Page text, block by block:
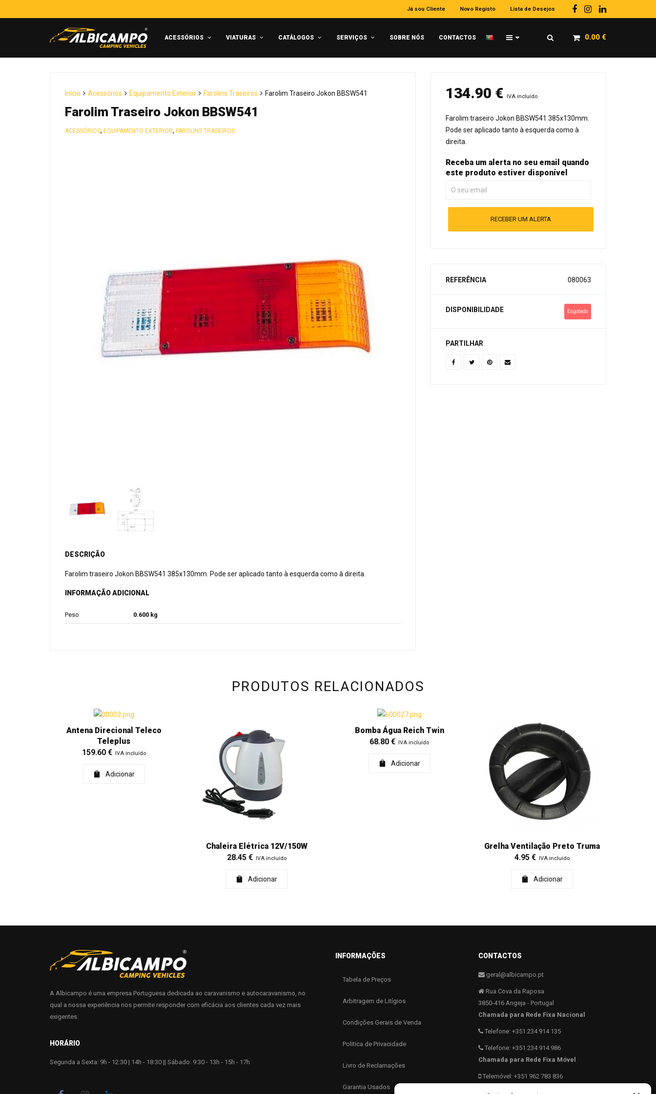
Já sou Cliente Novo Registo Lista de Desejos
ACESSÓRIOS VIATURAS CATÁLOGOS SERVIÇOS SOBRE NÓS CONTACTOS 0.00 €
Início Acessórios Equipamento Exterior Farolins Traseiros Farolim Traseiro Jokon BBSW541
Farolim Traseiro Jokon BBSW541
ACESSÓRIOS, EQUIPAMENTO EXTERIOR, FAROLINS TRASEIROS
DESCRIÇÃO
Farolim traseiro Jokon BBSW541 385x130mm. Pode ser aplicado tanto à esquerda como à direita.
INFORMAÇÃO ADICIONAL
Peso 0.600 kg
134.90 € IVA incluído
Farolim traseiro Jokon BBSW541 385x130mm.
Pode ser aplicado tanto à esquerda como à
direita.
Receba um alerta no seu email quando
este produto estiver disponível
RECEBER UM ALERTA
REFERÊNCIA 080063
DISPONIBILIDADE Esgotado
PARTILHAR
PRODUTOS RELACIONADOS
Antena Direcional Teleco
Teleplus
159.60 € IVA incluído
Adicionar
Chaleira Elétrica 12V/150W
28.45 € IVA incluído
Adicionar
Bomba Água Reich Twin
68.80€ IVA incluído
Adicionar
Grelha Ventilação Preto Truma
4.95€ IVA incluído
Adicionar
A Albicampo é uma empresa Portuguesa dedicada ao caravanismo e autocaravanismo, no
qual a nossa experiência nos permite responder com eficácia aos clientes cada vez mais
exigentes.
HORÁRIO
Segunda a Sexta: 9h - 12:30 | 14h - 18:30 || Sábado: 9:30 - 13h - 15h - 17h
INFORMAÇÕES
Tabela de Preços
Arbitragem de Litígios
Condições Gerais de Venda
Politica de Privacidade
Livro de Reclamações
Garantia Usados
CONTACTOS
geral@albicampo.pt
Rua Cova da Raposa
3850-416 Angeja - Portugal
Chamada para Rede Fixa Nacional
Telefone: +351 234 914 135
Telefone: +351 234 914 986
Chamada para Rede Fixa Móvel
Telemóvel: +351 962 783 836